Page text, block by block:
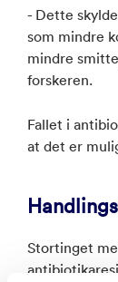
- Dette
som mindre
mindre
forskeren.
Fallet i
at det er
Stortinget